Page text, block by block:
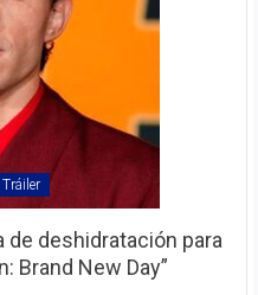
Tráiler
de deshidratación para
Brand New Day”